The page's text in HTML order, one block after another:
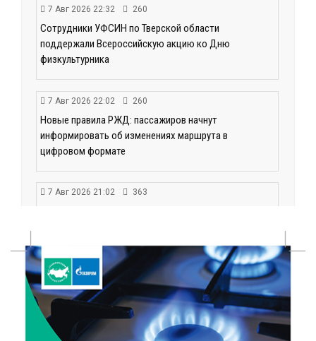
7 Авг 2026 22:32 260
Сотрудники УФСИН по Тверской области
поддержали Всероссийскую акцию ко Дню
физкультурника
7 Авг 2026 22:02 260
Новые правила РЖД: пассажиров начнут
информировать об изменениях маршрута в
цифровом формате
7 Авг 2026 21:02 363
7 Авг 2026 20:02
Как питаться, чтобы мозг работал лучше:
рекомендации фитнес ‑ специалиста Александра
Семина